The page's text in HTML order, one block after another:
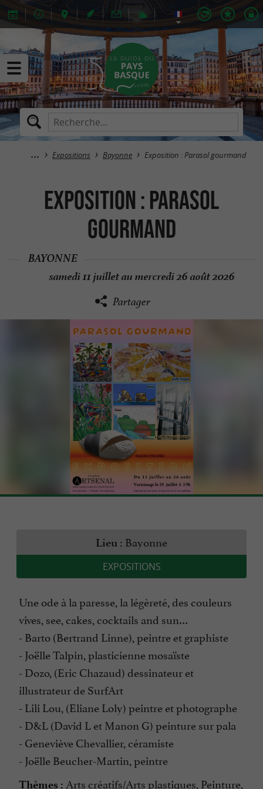
Expositions Bayonne Exposition : Parasol gourmand
Exposition : Parasol
gourmand
BAYONNE
samedi 11 juillet au mercredi 26 août 2026
Partager
Lieu : Bayonne
EXPOSITIONS
Une ode à la paresse, la légèreté, des couleurs
vives, see, cakes, cocktails and sun…
- Barto (Bertrand Linne), peintre et graphiste
- Joëlle Talpin, plasticienne mosaïste
- Dozo, (Eric Chazaud) dessinateur et
illustrateur de SurfArt
- Lili Lou, (Eliane Loly) peintre et photographe
- D&L (David L et Manon G) peinture sur pala
- Geneviève Chevallier, céramiste
- Joëlle Beucher-Martin, peintre
Thèmes : Arts créatifs/Arts plastiques, Peinture,